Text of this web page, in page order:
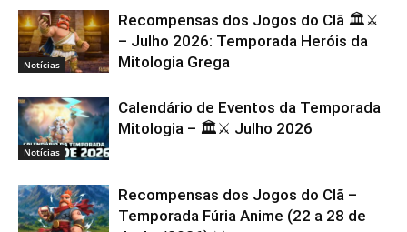
Notícias
Recompensas dos Jogos do Clã 🏛️⚔️
– Julho 2026: Temporada Heróis da
Mitologia Grega
Notícias
Calendário de Eventos da Temporada
Mitologia – 🏛️⚔️ Julho 2026
Recompensas dos Jogos do Clã –
Temporada Fúria Anime (22 a 28 de